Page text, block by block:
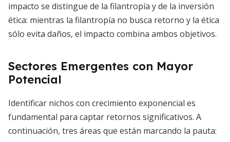
impacto se distingue de la filantropía y de la inversión
ética: mientras la filantropía no busca retorno y la ética
sólo evita daños, el impacto combina ambos objetivos.
Sectores Emergentes con Mayor
Potencial
Identificar nichos con crecimiento exponencial es
fundamental para captar retornos significativos. A
continuación, tres áreas que están marcando la pauta: